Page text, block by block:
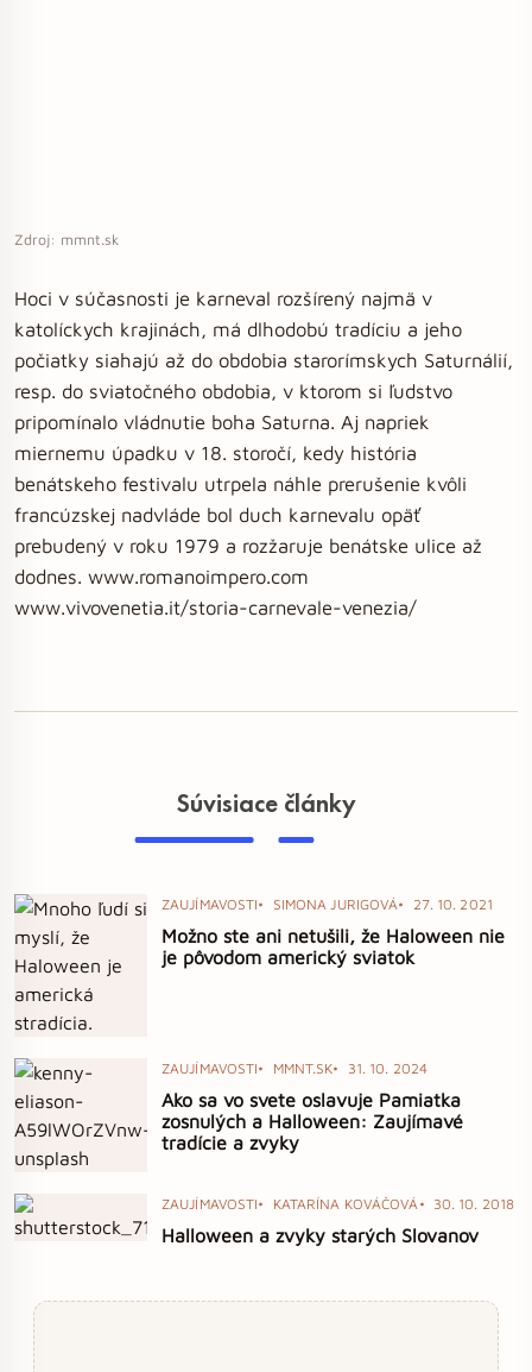
Zdroj: mmnt.sk
Hoci v súčasnosti je karneval rozšírený najmä v
katolíckych krajinách, má dlhodobú tradíciu a jeho
počiatky siahajú až do obdobia starorímskych Saturnálií,
resp. do sviatočného obdobia, v ktorom si ľudstvo
pripomínalo vládnutie boha Saturna. Aj napriek
miernemu úpadku v 18. storočí, kedy história
benátskeho festivalu utrpela náhle prerušenie kvôli
francúzskej nadvláde bol duch karnevalu opäť
prebudený v roku 1979 a rozžaruje benátske ulice až
dodnes. www.romanoimpero.com
www.vivovenetia.it/storia-carnevale-venezia/
Súvisiace články
ZAUJÍMAVOSTI SIMONA JURIGOVÁ 27. 10. 2021
Možno ste ani netušili, že Haloween nie
je pôvodom americký sviatok
ZAUJÍMAVOSTI MMNT.SK 31. 10. 2024
Ako sa vo svete oslavuje Pamiatka
zosnulých a Halloween: Zaujímavé
tradície a zvyky
ZAUJÍMAVOSTI KATARÍNA KOVÁČOVÁ 30. 10. 2018
Halloween a zvyky starých Slovanov